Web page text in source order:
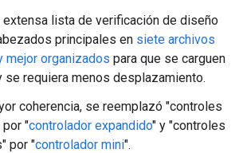
lista de verificación de diseño
principales en siete archivos
mejor organizados para que se carguen
se requiera menos desplazamiento.
coherencia, se reemplazó "controles
"controlador expandido" y "controles
por "controlador mini".